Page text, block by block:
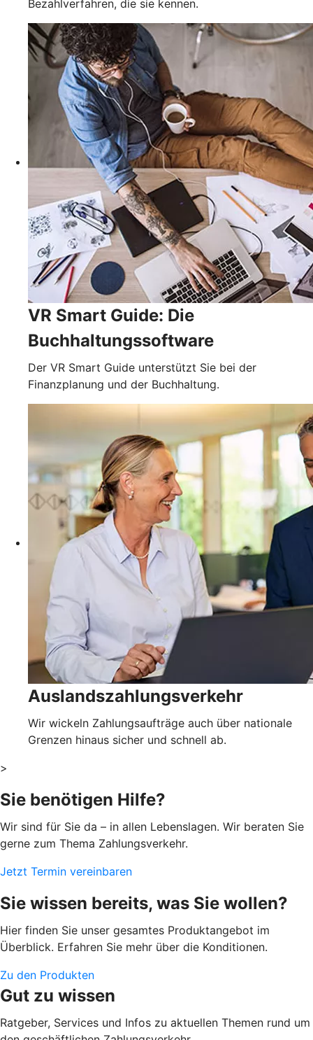
Bezahlverfahren, die sie kennen.
VR Smart Guide: Die
Buchhaltungssoftware
Der VR Smart Guide unterstützt Sie bei der
Finanzplanung und der Buchhaltung.
Auslandszahlungsverkehr
Wir wickeln Zahlungsaufträge auch über nationale
Grenzen hinaus sicher und schnell ab.
>
Sie benötigen Hilfe?
Wir sind für Sie da – in allen Lebenslagen. Wir beraten Sie
gerne zum Thema Zahlungsverkehr.
Jetzt Termin vereinbaren
Sie wissen bereits, was Sie wollen?
Hier finden Sie unser gesamtes Produktangebot im
Überblick. Erfahren Sie mehr über die Konditionen.
Zu den Produkten
Gut zu wissen
Ratgeber, Services und Infos zu aktuellen Themen rund um